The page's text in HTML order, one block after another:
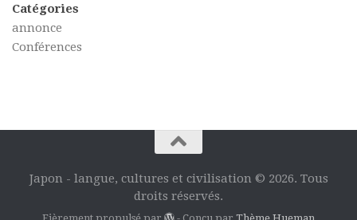
Catégories
annonce
Conférences
Japon - langue, cultures et civilisation © 2026. Tous
droits réservés.